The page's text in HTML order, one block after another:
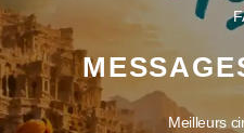
Meilleurs